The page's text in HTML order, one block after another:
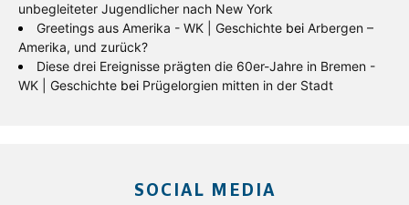
unbegleiteter Jugendlicher nach New York
Greetings aus Amerika - WK | Geschichte bei Arbergen –
Amerika, und zurück?
Diese drei Ereignisse prägten die 60er-Jahre in Bremen -
WK | Geschichte bei Prügelorgien mitten in der Stadt
SOCIAL MEDIA